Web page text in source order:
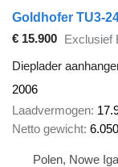
Goldhofer TU3-
€ 15.900 Exclusief
Dieplader
2006
Laadvermogen
Netto gewicht
Polen, Nowe